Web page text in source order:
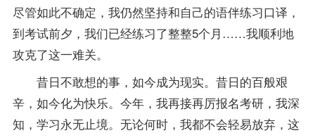
尽管如此不确定，我仍然坚持和自己的语伴练习口译，
到考试前夕，我们已经练习了整整5个月……我顺利地
攻克了这一难关。
昔日不敢想的事，如今成为现实。昔日的百般艰
辛，如今化为快乐。今年，我再接再厉报名考研，我深
知，学习永无止境。无论何时，我都不会轻易放弃，这